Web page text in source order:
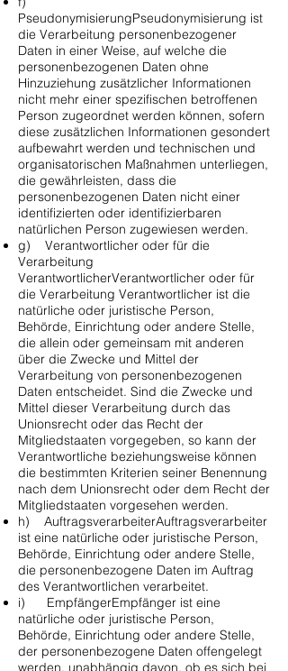
PseudonymisierungPseudonymisierung ist
die Verarbeitung personenbezogener
Daten in einer Weise, auf welche die
personenbezogenen Daten ohne
Hinzuziehung zusätzlicher Informationen
nicht mehr einer spezifischen betroffenen
Person zugeordnet werden können, sofern
diese zusätzlichen Informationen gesondert
aufbewahrt werden und technischen und
organisatorischen Maßnahmen unterliegen,
die gewährleisten, dass die
personenbezogenen Daten nicht einer
identifizierten oder identifizierbaren
natürlichen Person zugewiesen werden.
g) Verantwortlicher oder für die
Verarbeitung
VerantwortlicherVerantwortlicher oder für
die Verarbeitung Verantwortlicher ist die
natürliche oder juristische Person,
Behörde, Einrichtung oder andere Stelle,
die allein oder gemeinsam mit anderen
über die Zwecke und Mittel der
Verarbeitung von personenbezogenen
Daten entscheidet. Sind die Zwecke und
Mittel dieser Verarbeitung durch das
Unionsrecht oder das Recht der
Mitgliedstaaten vorgegeben, so kann der
Verantwortliche beziehungsweise können
die bestimmten Kriterien seiner Benennung
nach dem Unionsrecht oder dem Recht der
Mitgliedstaaten vorgesehen werden.
h) AuftragsverarbeiterAuftragsverarbeiter
ist eine natürliche oder juristische Person,
Behörde, Einrichtung oder andere Stelle,
die personenbezogene Daten im Auftrag
des Verantwortlichen verarbeitet.
i) EmpfängerEmpfänger ist eine
natürliche oder juristische Person,
Behörde, Einrichtung oder andere Stelle,
der personenbezogene Daten offengelegt
werden, unabhängig davon, ob es sich bei